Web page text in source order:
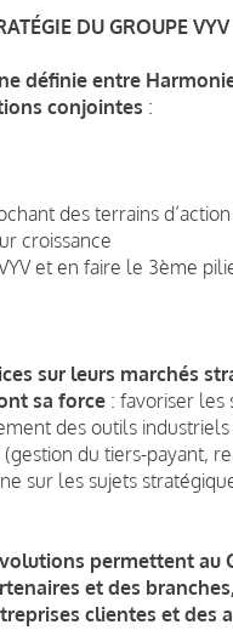
DU GROUPE VYV
définie entre
conjointes :
des terrains
croissance
et en faire le 3ème
sur leurs marchés
sa force : favoriser les
des outils
du tiers-payant,
sur les sujets
permettent au
et des
clientes et des